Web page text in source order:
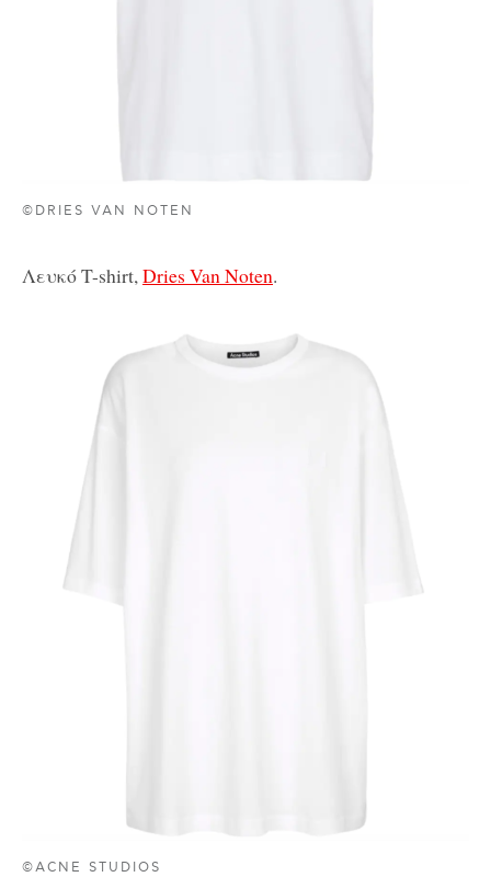
©DRIES VAN NOTEN
Λευκό T-shirt,Dries Van Noten.
©ACNE STUDIOS